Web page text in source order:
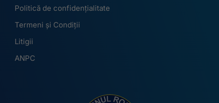
Politică de confidențialitate
Termeni și Condiții
Litigii
ANPC